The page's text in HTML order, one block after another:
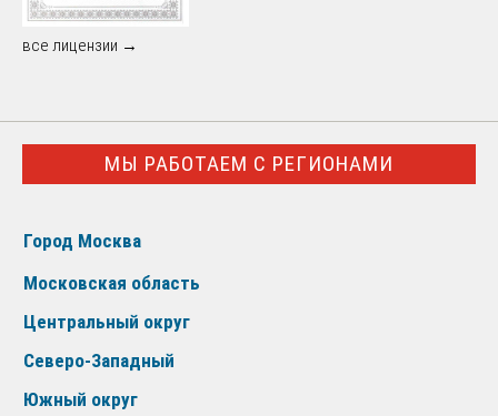
все лицензии →
МЫ РАБОТАЕМ С РЕГИОНАМИ
Город Москва
Московская область
Центральный округ
Северо-Западный
Южный округ